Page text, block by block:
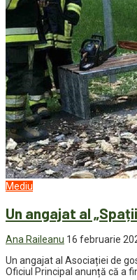
Mediu
Un angajat al
Ana Raileanu 16 februarie
Un angajat al Asociației de
Oficiul Principal anunță că a